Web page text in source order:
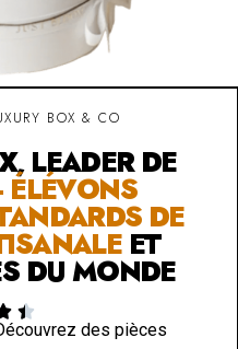
BOX & CO
LEADER DE
ÉLÉVONS
DE
ET
DU MONDE

des pièces